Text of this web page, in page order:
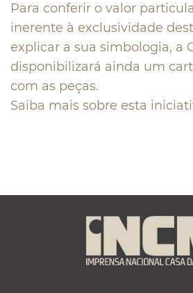
Para conferir o valor
inerente à exclusividade
explicar a sua simbologia, a
disponibilizará ainda um
com as peças.
Saiba mais sobre esta